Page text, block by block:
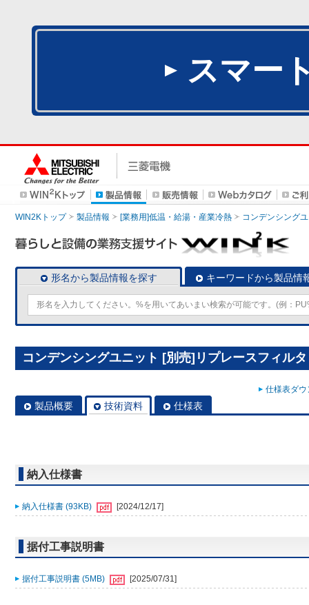
スマー
WIN2Kトップ 製品情報 [業務用]低温・給湯・産業冷熱 コンデンシング
形名から製品情報を探す キーワードから製品情
コンデンシングユニット [別売]リプレースフィル
仕様表ダ
製品概要 技術資料 仕様表
納入仕様書
納入仕様書 (93KB) [2024/12/17]
据付工事説明書
据付工事説明書 (5MB) [2025/07/31]